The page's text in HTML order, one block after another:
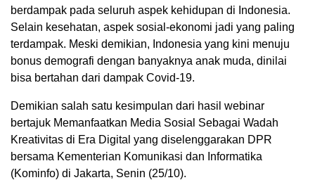
berdampak pada seluruh aspek kehidupan di Indonesia.
Selain kesehatan, aspek sosial-ekonomi jadi yang paling
terdampak. Meski demikian, Indonesia yang kini menuju
bonus demografi dengan banyaknya anak muda, dinilai
bisa bertahan dari dampak Covid-19.
Demikian salah satu kesimpulan dari hasil webinar
bertajuk Memanfaatkan Media Sosial Sebagai Wadah
Kreativitas di Era Digital yang diselenggarakan DPR
bersama Kementerian Komunikasi dan Informatika
(Kominfo) di Jakarta, Senin (25/10).